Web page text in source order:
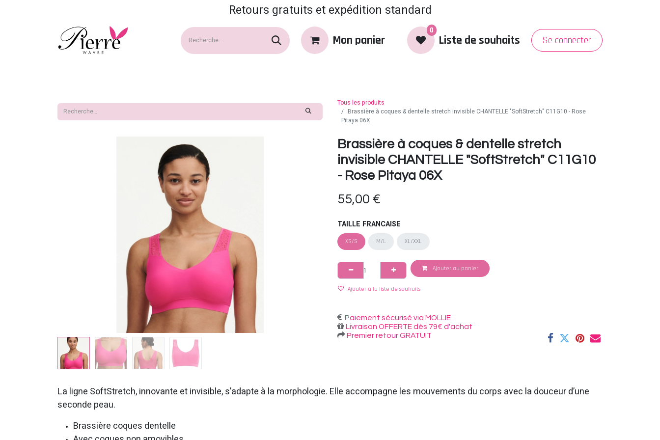
Retours gratuits et expédition standard
Mon panier
0
Liste de souhaits Se connecter
Tous les produits
Brassière à coques & dentelle stretch invisible CHANTELLE "SoftStretch" C11G10 - Rose
Pitaya 06X
Brassière à coques & dentelle stretch
invisible CHANTELLE "SoftStretch" C11G10
- Rose Pitaya 06X
55,00 €
TAILLE FRANCAISE
XS/S M/L XL/XXL
Ajouter au panier
Ajouter à la liste de souhaits
Paiement sécurisé via MOLLIE
Livraison OFFERTE dès 79€ d'achat
Premier retour GRATUIT
La ligne SoftStretch, innovante et invisible, s’adapte à la morphologie. Elle accompagne les mouvements du corps avec la douceur d’une
seconde peau.
Brassière coques dentelle